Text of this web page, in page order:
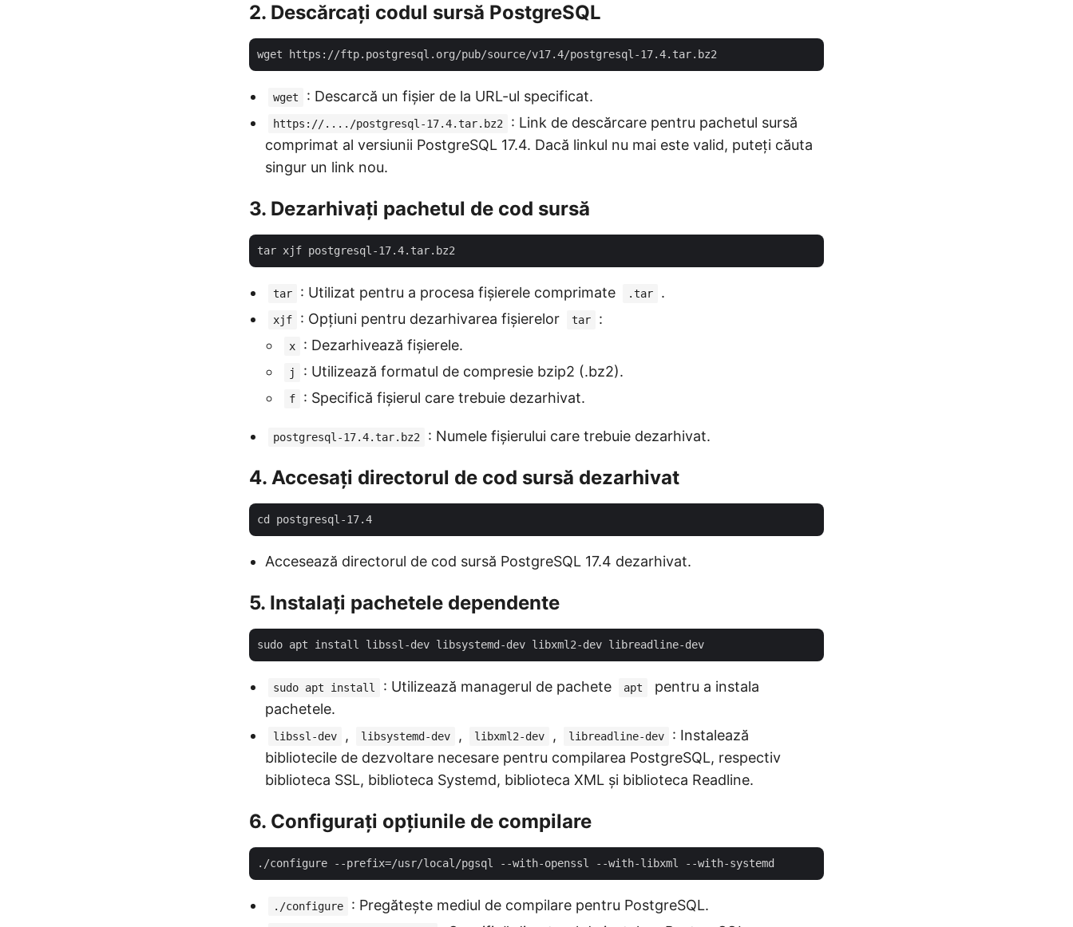
2. Descărcați codul sursă PostgreSQL
wget : Descarcă un fișier de la URL-ul specificat.
https://..../postgresql-17.4.tar.bz2
: Link de descărcare pentru pachetul sursă
comprimat al versiunii PostgreSQL 17.4. Dacă linkul nu mai este valid, puteți căuta
singur un link nou.
3. Dezarhivați pachetul de cod sursă
tar : Utilizat pentru a procesa fișierele comprimate .tar .
xjf : Opțiuni pentru dezarhivarea fișierelor tar :
x : Dezarhivează fișierele.
j : Utilizează formatul de compresie bzip2 (.bz2).
f : Specifică fișierul care trebuie dezarhivat.
postgresql-17.4.tar.bz2 : Numele fișierului care trebuie dezarhivat.
4. Accesați directorul de cod sursă dezarhivat
Accesează directorul de cod sursă PostgreSQL 17.4 dezarhivat.
5. Instalați pachetele dependente
sudo apt install : Utilizează managerul de pachete apt
pentru a instala
pachetele.
libssl-dev , libsystemd-dev , libxml2-dev , libreadline-dev
: Instalează
bibliotecile de dezvoltare necesare pentru compilarea PostgreSQL, respectiv
biblioteca SSL, biblioteca Systemd, biblioteca XML și biblioteca Readline.
6. Configurați opțiunile de compilare
./configure : Pregătește mediul de compilare pentru PostgreSQL.